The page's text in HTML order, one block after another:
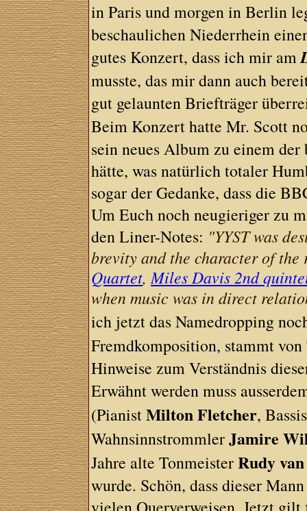
in Paris und morgen in Berlin
beschaulichen Niederrhein
gutes Konzert, dass ich mir am
musste, das mir dann auch
gut gelaunten Briefträger
Beim Konzert hatte Mr. Scott
sein neues Album zu einem
hätte, was natürlich totaler
sogar der Gedanke, dass die
Um Euch noch neugieriger zu
den Liner-Notes: "YYST was
brevity and the character of the
Quartet, Miles Davis 2nd
when music was in direct
ich jetzt das Namedropping
Fremdkomposition, stammt von
Hinweise zum Verständnis
Erwähnt werden muss
(PianistMilton Fletcher,
WahnsinnstrommlerJamire
Jahre alte TonmeisterRudy
wurde. Schön, dass dieser